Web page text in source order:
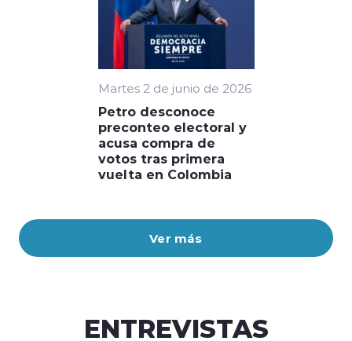
Ver más
Martes 2 de junio de 2026
Petro desconoce
preconteo electoral y
acusa compra de
votos tras primera
vuelta en Colombia
ENTREVISTAS